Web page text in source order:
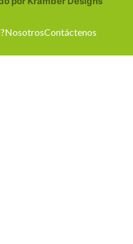
NosotrosContáctenos